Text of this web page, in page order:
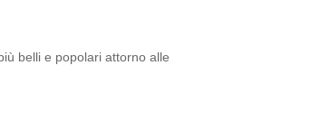
belli e popolari attorno alle